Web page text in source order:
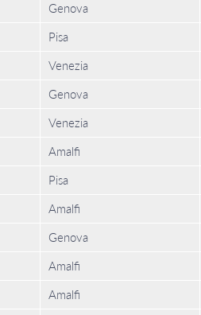
Genova
Pisa
Venezia
Genova
Venezia
Amalfi
Pisa
Amalfi
Genova
Amalfi
Amalfi